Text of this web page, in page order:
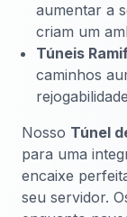
aumentar a
criam um
Túneis
caminhos
Nosso Túnel
para uma
encaixe
seu servidor.